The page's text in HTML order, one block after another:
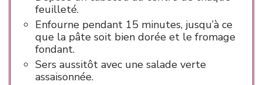
feuilleté.
Enfourne pendant 15 minutes, jusqu’à ce
que la pâte soit bien dorée et le fromage
fondant.
Sers aussitôt avec une salade verte
assaisonnée.